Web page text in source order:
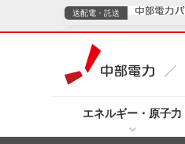
エネルギー・原子力
送配電・託送
TOPページへ
TOPページへ